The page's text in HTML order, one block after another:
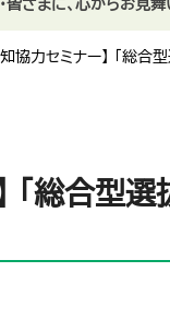
知協力セミナー】 「総
「総合型
まに、心からお見舞